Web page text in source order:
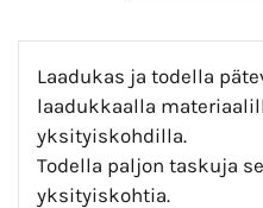
Laadukas ja todella
laadukkaalla
yksityiskohdilla.
Todella paljon taskuja
yksityiskohtia.